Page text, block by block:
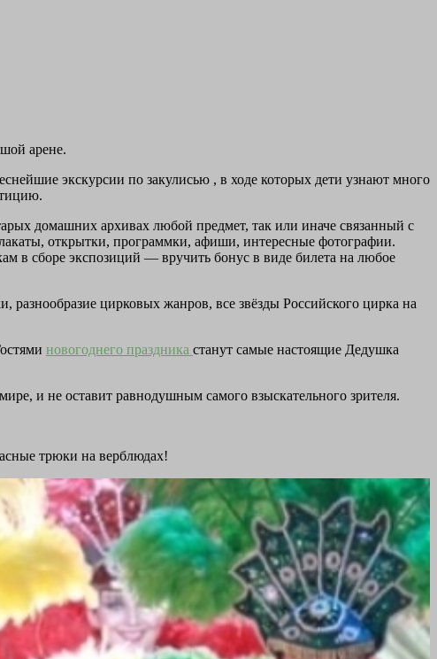
арене.
экскурсии по закулисью , в ходе которых дети узнают много
домашних архивах любой предмет, так или иначе связанный с
открытки, программки, афиши, интересные фотографии.
в сборе экспозиций — вручить бонус в виде билета на любое
цирковых жанров, все звёзды Российского цирка на
новогоднего праздника станут самые настоящие Дедушка
и не оставит равнодушным самого взыскательного зрителя.
трюки на верблюдах!